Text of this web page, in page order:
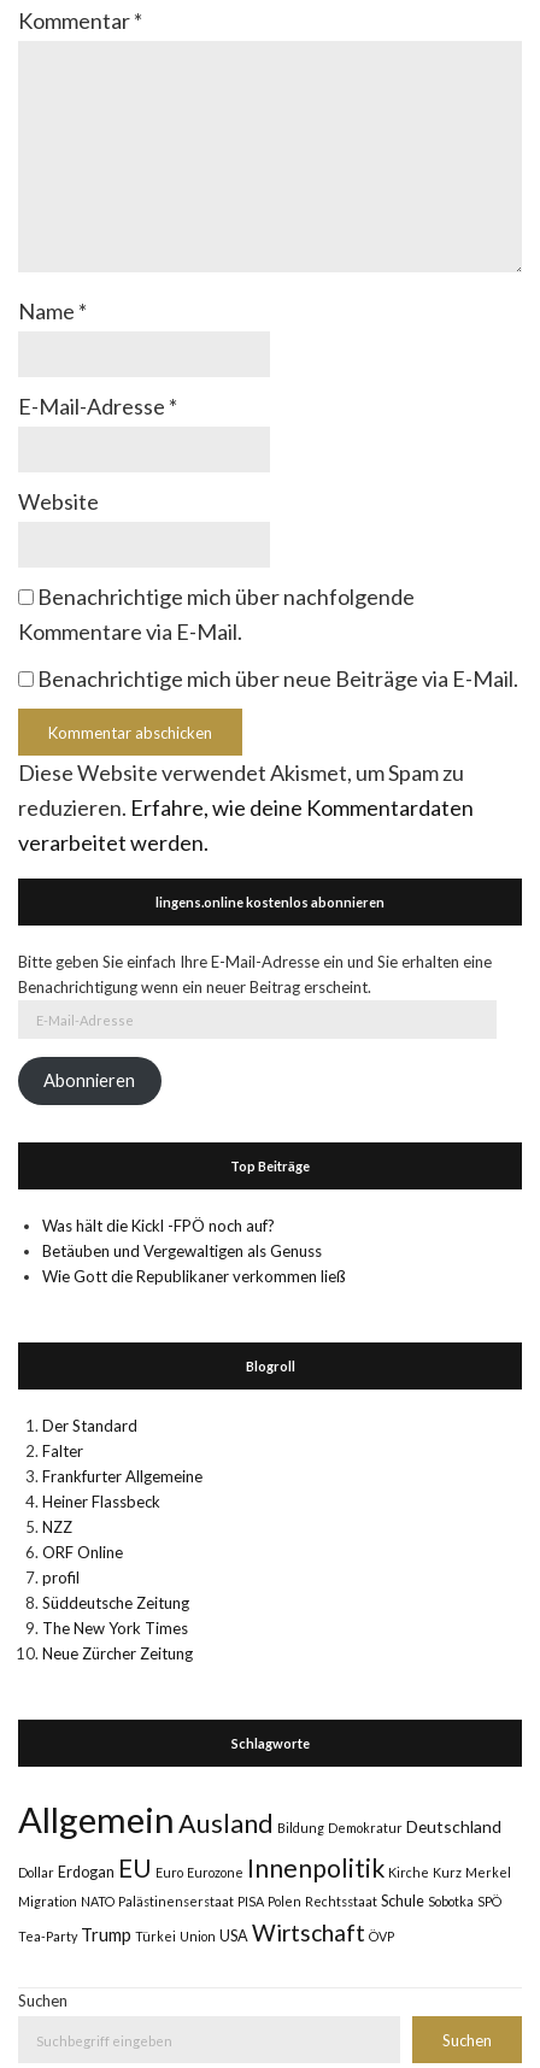
Kommentar*
Name *
E-Mail-Adresse *
Website
Benachrichtige mich über nachfolgende
Kommentare via E-Mail.
Benachrichtige mich über neue Beiträge via E-Mail.
Diese Website verwendet Akismet, um Spam zu
reduzieren. Erfahre, wie deine Kommentardaten
verarbeitet werden.
lingens.online kostenlos abonnieren
Bitte geben Sie einfach Ihre E-Mail-Adresse ein und Sie erhalten eine
Benachrichtigung wenn ein neuer Beitrag erscheint.
Adresse
Abonnieren
Top Beiträge
Was hält die Kickl -FPÖ noch auf?
Betäuben und Vergewaltigen als Genuss
Wie Gott die Republikaner verkommen ließ
Blogroll
Der Standard
Falter
Frankfurter Allgemeine
Heiner Flassbeck
NZZ
ORF Online
profil
Süddeutsche Zeitung
The New York Times
Neue Zürcher Zeitung
Schlagworte
AllgemeinAusland Bildung Demokratur Deutschland
Dollar Erdogan EU Euro Eurozone Innenpolitik Kirche Kurz Merkel
Migration NATO Palästinenserstaat PISA Polen Rechtsstaat Schule Sobotka SPÖ
Tea-Party Trump Türkei Union USA Wirtschaft ÖVP
Suchen
Suchen